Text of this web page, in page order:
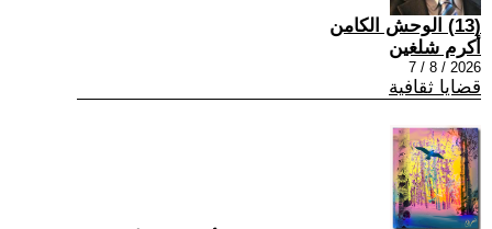
(13) الوحش الكامن
أكرم شلغين
2026 / 8 / 7
قضايا ثقافية